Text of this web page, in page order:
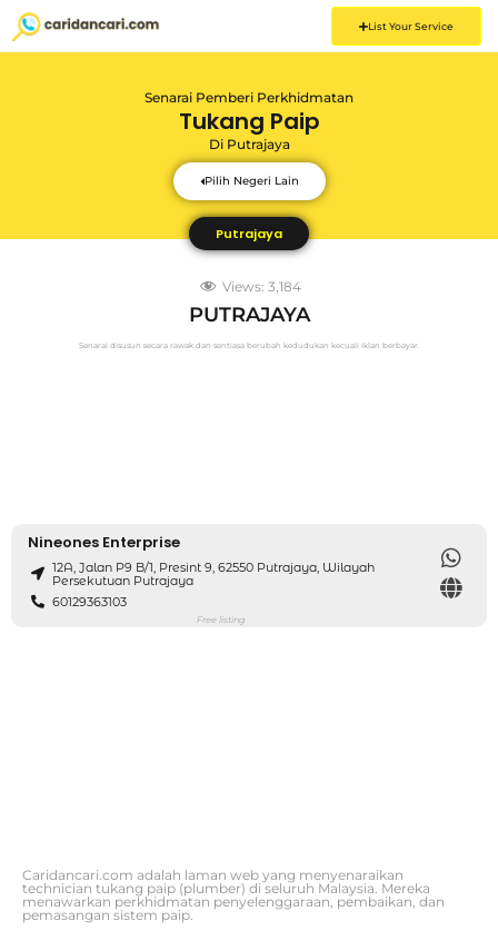
List Your Service
Senarai Pemberi Perkhidmatan
Tukang Paip
Di Putrajaya
Pilih Negeri Lain
Putrajaya
Views: 3,184
PUTRAJAYA
Senarai disusun secara rawak dan sentiasa berubah kedudukan kecuali iklan berbayar.
Nineones Enterprise
12A, Jalan P9 B/1, Presint 9, 62550 Putrajaya, Wilayah
Persekutuan Putrajaya
60129363103
Free listing
Caridancari.com adalah laman web yang menyenaraikan
technician tukang paip (plumber) di seluruh Malaysia. Mereka
menawarkan perkhidmatan penyelenggaraan, pembaikan, dan
pemasangan sistem paip.